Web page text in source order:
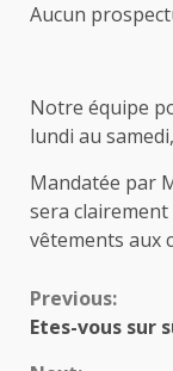
Aucun
Notre équipe
lundi au
Mandatée par
sera
vêtements aux
Continue
Previous:
Etes-vous sur